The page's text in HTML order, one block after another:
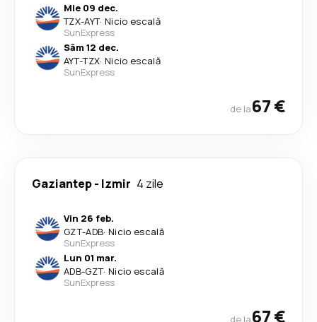
Mie 09 dec.
TZX-AYT· Nicio escală
SunExpress
Sâm 12 dec.
AYT-TZX· Nicio escală
SunExpress
de la67 €
Gaziantep- Izmir 4 zile
Vin 26 feb.
GZT-ADB· Nicio escală
SunExpress
Lun 01 mar.
ADB-GZT· Nicio escală
SunExpress
de la67 €